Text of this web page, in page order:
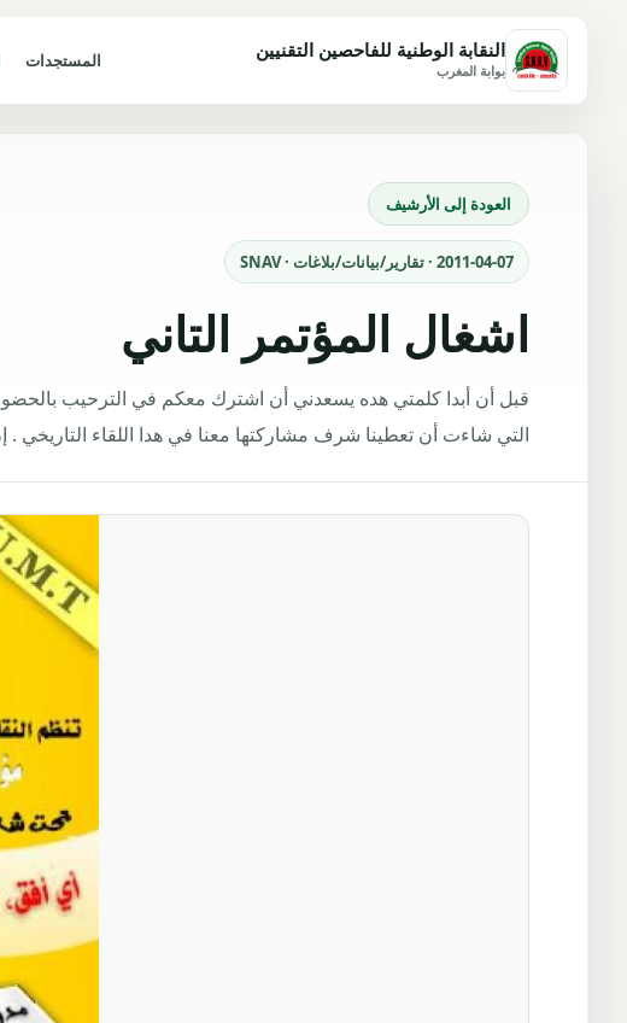
النقابة الوطنية للفاحصين التقنيين
بوابة المغرب المستجدات
العودة إلى الأرشيف
2011-04-07 · تقارير/بيانات/بلاغات · SNAV
اشغال المؤتمر التاني
قبل أن أبدا كلمتي هده يسعدني أن اشترك معكم في الترحيب بالحضور
التي شاءت أن تعطينا شرف مشاركتها معنا في هدا اللقاء التاريخي .